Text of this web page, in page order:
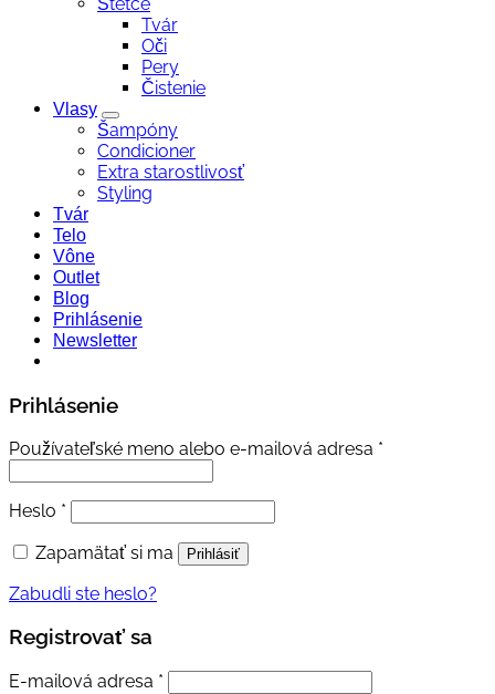
Tvár
Oči
Pery
Čistenie
Vlasy
Šampóny
Condicioner
Extra starostlivosť
Styling
Tvár
Telo
Vône
Outlet
Blog
Prihlásenie
Newsletter
Prihlásenie
Používateľské meno alebo e-mailová adresa *
Heslo *
Zapamätať si ma Prihlásiť
Zabudli ste heslo?
Registrovať sa
E-mailová adresa *